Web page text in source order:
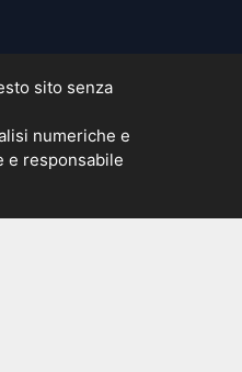
sito senza
numeriche e
e responsabile